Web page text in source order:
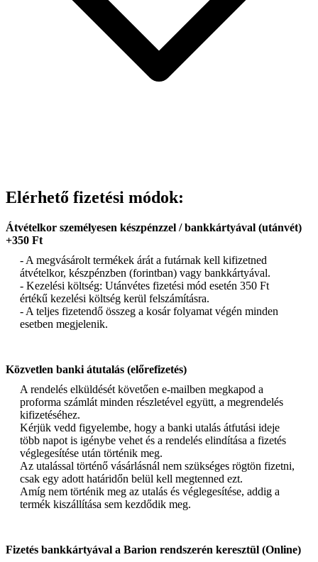
Elérhető fizetési módok:
Átvételkor személyesen készpénzzel / bankkártyával (utánvét)
+350 Ft
- A megvásárolt termékek árát a futárnak kell kifizetned
átvételkor, készpénzben (forintban) vagy bankkártyával.
- Kezelési költség: Utánvétes fizetési mód esetén 350 Ft
értékű kezelési költség kerül felszámításra.
- A teljes fizetendő összeg a kosár folyamat végén minden
esetben megjelenik.
Közvetlen banki átutalás (előrefizetés)
A rendelés elküldését követően e-mailben megkapod a
proforma számlát minden részletével együtt, a megrendelés
kifizetéséhez.
Kérjük vedd figyelembe, hogy a banki utalás átfutási ideje
több napot is igénybe vehet és a rendelés elindítása a fizetés
véglegesítése után történik meg.
Az utalással történő vásárlásnál nem szükséges rögtön fizetni,
csak egy adott határidőn belül kell megtenned ezt.
Amíg nem történik meg az utalás és véglegesítése, addig a
termék kiszállítása sem kezdődik meg.
Fizetés bankkártyával a Barion rendszerén keresztül (Online)